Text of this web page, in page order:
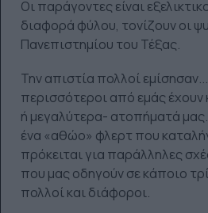
Οι παράγοντες είναι
διαφορά φύλου, τονίζουν οι
Πανεπιστημίου του Τέξας.
Την απιστία πολλοί
περισσότεροι από εμάς έχουν
ή μεγαλύτερα- ατοπήματά μας.
ένα «αθώο» φλερτ που
πρόκειται για παράλληλες
που μας οδηγούν σε κάποιο
πολλοί και διάφοροι.